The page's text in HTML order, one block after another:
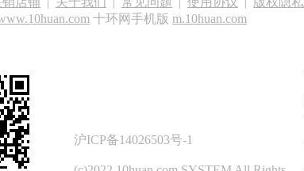
十环网手机版 m.10huan.com
沪ICP备14026503号-1